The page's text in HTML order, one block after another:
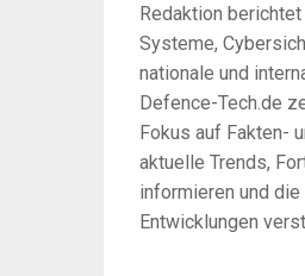
Redaktion
Systeme,
nationale und
Defence-Tech.de
Fokus auf Fakten-
aktuelle Trends,
informieren und
Entwicklungen